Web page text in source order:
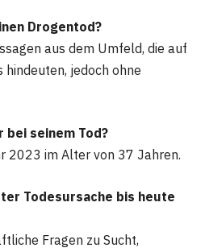
Drogentod?
aus dem Umfeld, die auf
jedoch ohne
bei seinem Tod?
2023 im Alter von 37 Jahren.
Todesursache bis heute
Fragen zu Sucht,